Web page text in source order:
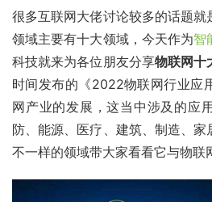
很多互联网大佬讨论较多的话题就
领域主要有十大领域，今天作为智
科技就来为各位朋友分享物联网十
时间发布的《2022物联网行业应
网产业的发展，这当中涉及的应
防、能源、医疗、建筑、制造、家
不一样的领域带大家看看它与物